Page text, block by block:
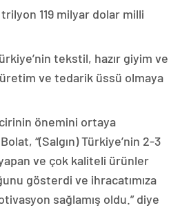
trilyon 119 milyar dolar milli
tekstil, hazır giyim ve
ve tedarik üssü olmaya
önemini ortaya
“(Salgın) Türkiye’nin 2-3
ve çok kaliteli ürünler
gösterdi ve ihracatımıza
sağlamış oldu.” diye